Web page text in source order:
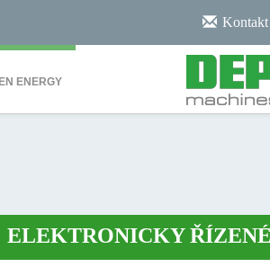
Kontakt
ENERGY
ŘÍZENÉ